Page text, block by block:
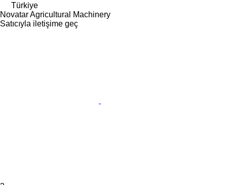
Türkiye
Novatar Agricultural Machinery
Satıcıyla iletişime geç